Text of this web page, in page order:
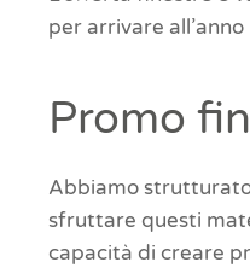
per arrivare
Promo
Abbiamo
sfruttare questi
capacità di creare